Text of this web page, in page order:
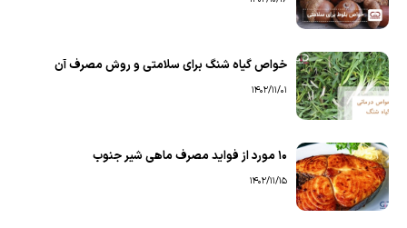
خواص گیاه شنگ برای سلامتی و روش مصرف آن
1402/11/01
۱۰ مورد از فواید مصرف ماهی شیر جنوب
1402/11/15